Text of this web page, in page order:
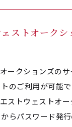
ストオークシ
ークションズの
のご利用が可能
ストウェストオ
らパスワード発